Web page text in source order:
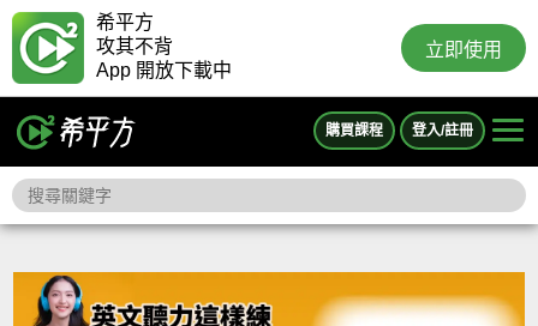
希平方
攻其不背
App 開放下載中
立即使用
購買課程 登入/註冊